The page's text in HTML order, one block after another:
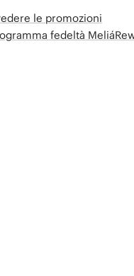
le promozioni
fedeltà